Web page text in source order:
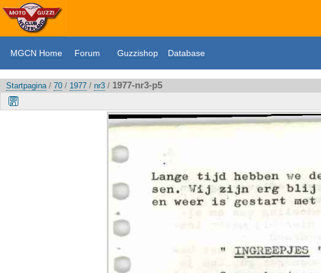
MGCN Home Forum Guzzishop Database
Startpagina/ 70 / 1977 / nr3 / 1977-nr3-p5